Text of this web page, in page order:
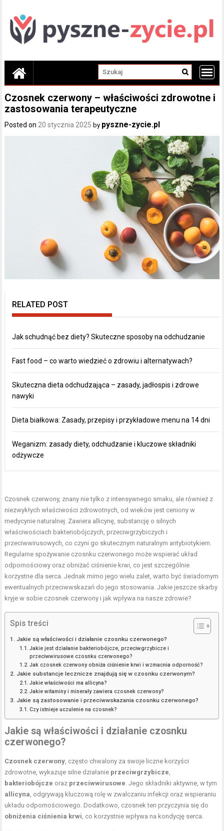
content
Czosnek czerwony – właściwości zdrowotne i
zastosowania terapeutyczne
Posted on 20 stycznia 2025 by pyszne-zycie.pl
RELATED POST
Jak schudnąć bez diety? Skuteczne sposoby na odchudzanie
Fast food – co warto wiedzieć o zdrowiu i alternatywach?
Skuteczna dieta odchudzająca – zasady, jadłospis i zdrowe
nawyki
Dieta białkowa: Zasady, przepisy i przykładowe menu na 14 dni
Weganizm: zasady diety, odchudzanie i kluczowe składniki
odżywcze
Czosnek czerwony, znany nie tylko z intensywnego smaku, ale również z
niezwykłych właściwości zdrowotnych, od wieków jest ceniony w
medycynie naturalnej. Zawiera allicynę, substancję o silnych
właściwościach bakteriobójczych, przeciwgrzybiczych i
przeciwwirusowych, co czyni go skutecznym naturalnym antybiotykiem.
Regularne spożywanie czosnku czerwonego może wspierać układ
odpornościowy oraz obniżać ciśnienie krwi, co jest szczególnie
korzystne dla serca. Jednak mimo jego wielu zalet, warto być świadomym
ewentualnych przeciwwskazań do jego stosowania. Jakie jeszcze skarby
kryje w sobie czosnek czerwony i jak wpływa na nasze zdrowie?
Spis treści
Jakie są właściwości i działanie czosnku czerwonego?
Jakie jest działanie bakteriobójcze, przeciwgrzybicze i
przeciwwirusowe czosnku czerwonego?
Jak czosnek czerwony obniża ciśnienie krwi i wzmacnia odporność?
Jakie substancje lecznicze znajdują się w czosnku czerwonym?
Jakie właściwości ma allicyna?
Jakie witaminy i minerały zawiera czosnek czerwony?
Jakie są zastosowanie i przeciwwskazania czosnku czerwonego?
Czy istnieje uczulenie na czosnek?
Jakie są właściwości i działanie czosnku
czerwonego?
Czosnek czerwony, często chwalony za swoje liczne korzyści
zdrowotne, wykazuje silne działanie przeciwgrzybicze,
bakteriobójcze oraz przeciwwirusowe. Jego składniki aktywne, w tym
allicyna, odgrywają kluczową rolę w zwalczaniu infekcji oraz wspieraniu
układu odpornościowego. Dodatkowo, czosnek ten przyczynia się do
obniżenia ciśnienia krwi, co korzystnie wpływa na kondycję serca.